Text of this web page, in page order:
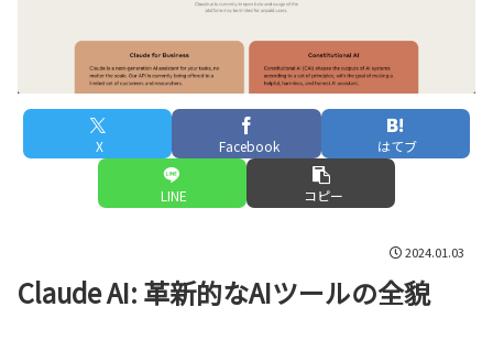
X Facebook はてブ
LINE コピー
2024.01.03
Claude AI: 革新的なAIツールの全貌